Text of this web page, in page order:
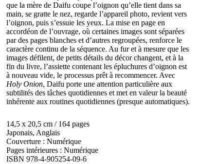
que la mère de Daifu coupe l’oignon qu’elle tient dans sa
main, se gratte le nez, regarde l’appareil photo, revient vers
l’oignon, puis s’essuie les yeux. La mise en page en
accordéon de l’ouvrage, où certaines images sont séparées
par des pages blanches et d’autres regroupées, renforce le
caractère continu de la séquence. Au fur et à mesure que les
images défilent, de petits détails du décor changent, et à la
fin du livre, l’assiette contenant les épluchures d’oignon est
à nouveau vide, le processus prêt à recommencer. Avec
Holy Onion, Daifu porte une attention particulière aux
subtilités des tâches quotidiennes et met en valeur la beauté
inhérente aux routines quotidiennes (presque automatiques).
14,5 x 20,5 cm / 164 pages
Japonais, Anglais
Couverture : Numérique
Pages intérieures : Numérique
ISBN 978-4-905254-09-6